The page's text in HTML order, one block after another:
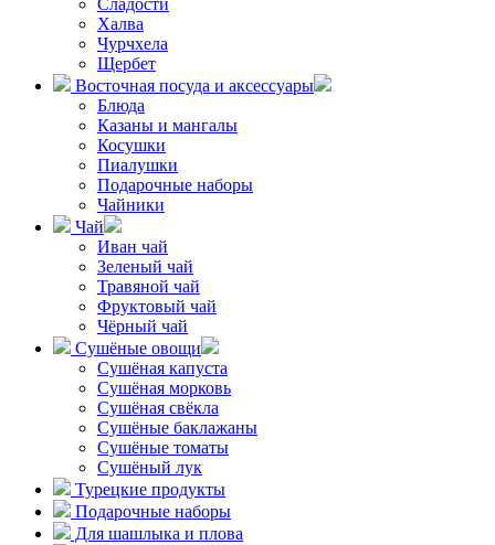
Сладости
Халва
Чурчхела
Щербет
Восточная посуда и аксессуары
Блюда
Казаны и мангалы
Косушки
Пиалушки
Подарочные наборы
Чайники
Чай
Иван чай
Зеленый чай
Травяной чай
Фруктовый чай
Чёрный чай
Сушёные овощи
Сушёная капуста
Сушёная морковь
Сушёная свёкла
Сушёные баклажаны
Сушёные томаты
Сушёный лук
Турецкие продукты
Подарочные наборы
Для шашлыка и плова